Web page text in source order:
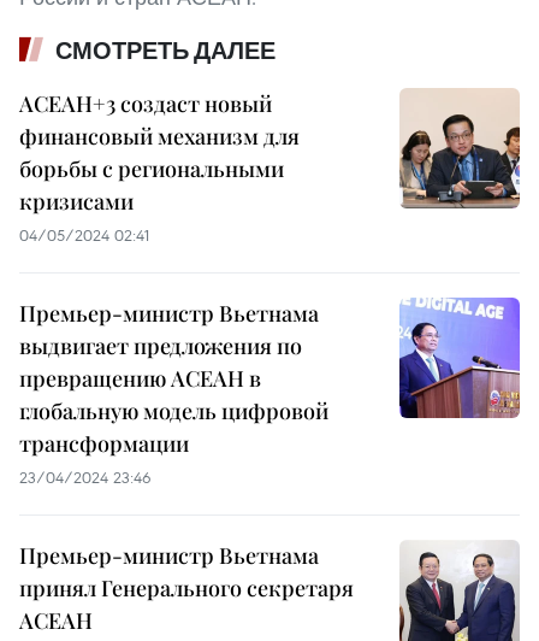
СМОТРЕТЬ ДАЛЕЕ
АСЕАН+3 создаст новый
финансовый механизм для
борьбы с региональными
кризисами
04/05/2024 02:41
Премьер-министр Вьетнама
выдвигает предложения по
превращению АСЕАН в
глобальную модель цифровой
трансформации
23/04/2024 23:46
Премьер-министр Вьетнама
принял Генерального секретаря
АСЕАН